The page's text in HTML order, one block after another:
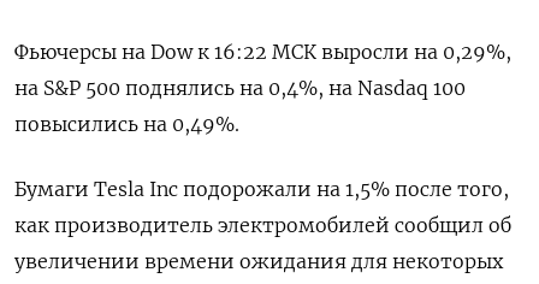
Фьючерсы на Dow к 16:22 МСК выросли на 0,29%,
на S&P 500 поднялись на 0,4%, на Nasdaq 100
повысились на 0,49%.
Бумаги Tesla Inc подорожали на 1,5% после того,
как производитель электромобилей сообщил об
увеличении времени ожидания для некоторых